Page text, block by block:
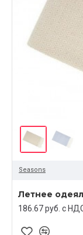
Seasons
Летнее
186.67 руб. c